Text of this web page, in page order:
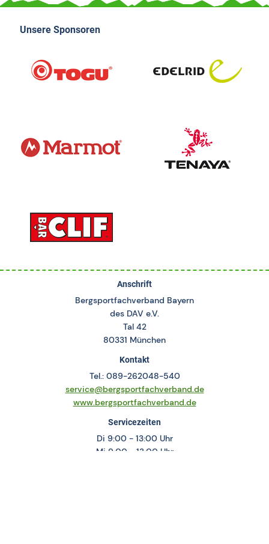
Unsere Sponsoren
Anschrift
Bergsportfachverband Bayern
des DAV e.V.
Tal 42
80331 München
Kontakt
Tel.: 089-262048-540
service@bergsportfachverband.de
www.bergsportfachverband.de
Servicezeiten
Di 9:00 - 13:00 Uhr
Mi 9:00 - 13:00 Uhr